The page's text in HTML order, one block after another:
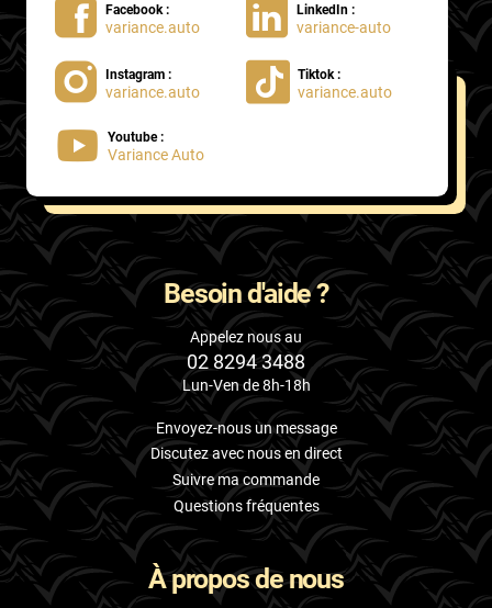
Facebook :
variance.auto
LinkedIn :
variance-auto
Instagram :
variance.auto
Tiktok :
variance.auto
Youtube :
Variance Auto
Besoin d'aide ?
Appelez nous au
02 8294 3488
Lun-Ven de 8h-18h
Envoyez-nous un message
Discutez avec nous en direct
Suivre ma commande
Questions fréquentes
À propos de nous